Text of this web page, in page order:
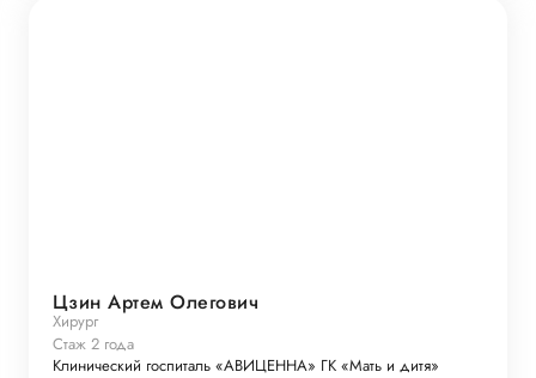
Цзин Артем Олегович
Хирург
Стаж 2 года
Клинический госпиталь «АВИЦЕННА» ГК «Мать и дитя»